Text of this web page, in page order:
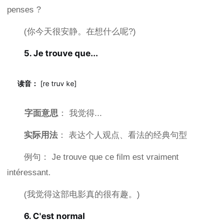
penses ?
(你今天很安静。在想什么呢?)
5. Je trouve que...
读音： [re truv ke]
字面意思 ： 我觉得...
实际用法 ： 表达个人观点、看法的经典句型
例句： Je trouve que ce film est vraiment
intéressant.
(我觉得这部电影真的很有趣。)
6. C'est normal